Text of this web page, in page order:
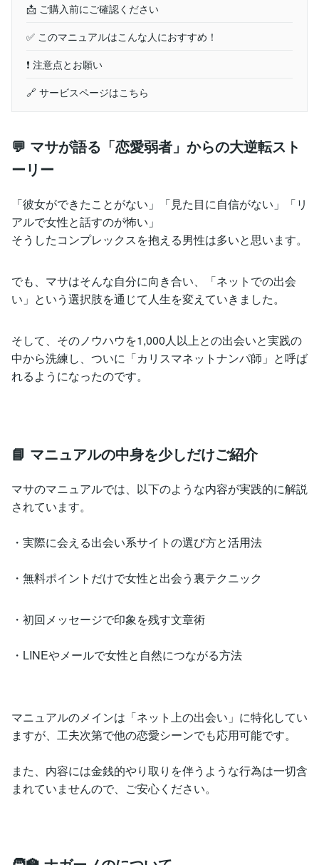
📩 ご購入前にご確認ください
✅ このマニュアルはこんな人におすすめ！
❗ 注意点とお願い
🔗 サービスページはこちら
💬 マサが語る「恋愛弱者」からの大逆転スト
ーリー
「彼女ができたことがない」「見た目に自信がない」「リ
アルで女性と話すのが怖い」
そうしたコンプレックスを抱える男性は多いと思います。
でも、マサはそんな自分に向き合い、「ネットでの出会
い」という選択肢を通じて人生を変えていきました。
そして、そのノウハウを1,000人以上との出会いと実践の
中から洗練し、ついに「カリスマネットナンパ師」と呼ば
れるようになったのです。
📘 マニュアルの中身を少しだけご紹介
マサのマニュアルでは、以下のような内容が実践的に解説
されています。
・実際に会える出会い系サイトの選び方と活用法
・無料ポイントだけで女性と出会う裏テクニック
・初回メッセージで印象を残す文章術
・LINEやメールで女性と自然につながる方法
マニュアルのメインは「ネット上の出会い」に特化してい
ますが、工夫次第で他の恋愛シーンでも応用可能です。
また、内容には金銭的やり取りを伴うような行為は一切含
まれていませんので、ご安心ください。